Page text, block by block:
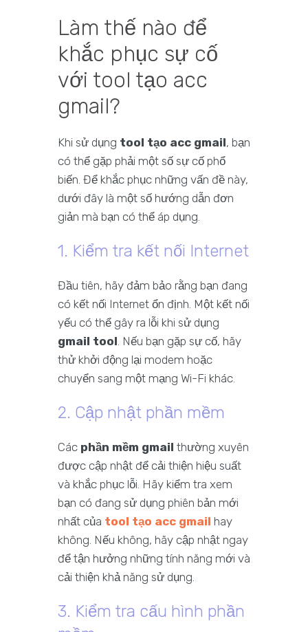
Làm thế nào để
khắc phục sự cố
với tool tạo acc
gmail?
Khi sử dụng tool tạo acc gmail, bạn
có thể gặp phải một số sự cố phổ
biến. Để khắc phục những vấn đề này,
dưới đây là một số hướng dẫn đơn
giản mà bạn có thể áp dụng.
1. Kiểm tra kết nối Internet
Đầu tiên, hãy đảm bảo rằng bạn đang
có kết nối Internet ổn định. Một kết nối
yếu có thể gây ra lỗi khi sử dụng
gmail tool. Nếu bạn gặp sự cố, hãy
thử khởi động lại modem hoặc
chuyển sang một mạng Wi-Fi khác.
2. Cập nhật phần mềm
Các phần mềm gmail thường xuyên
được cập nhật để cải thiện hiệu suất
và khắc phục lỗi. Hãy kiểm tra xem
bạn có đang sử dụng phiên bản mới
nhất của tool tạo acc gmail hay
không. Nếu không, hãy cập nhật ngay
để tận hưởng những tính năng mới và
cải thiện khả năng sử dụng.
3. Kiểm tra cấu hình phần